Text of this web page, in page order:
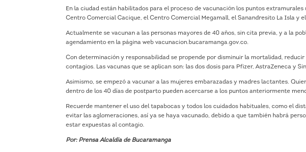
En la ciudad están habilitados para el proceso de vacunación los puntos extramurales
Centro Comercial Cacique, el Centro Comercial Megamall, el Sanandresito La Isla y
Actualmente se vacunan a las personas mayores de 40 años, sin cita previa, y a la
agendamiento en la página web vacunacion.bucaramanga.gov.co.
Con determinación y responsabilidad se propende por disminuir la mortalidad,
contagios. Las vacunas que se aplican son: las dos dosis para Pfizer, AstraZeneca y
Asimismo, se empezó a vacunar a las mujeres embarazadas y madres lactantes.
dentro de los 40 días de postparto pueden acercarse a los puntos anteriormente
Recuerde mantener el uso del tapabocas y todos los cuidados habituales, como el
evitar las aglomeraciones, así ya se haya vacunado, debido a que también habrá
estar expuestas al contagio.
Por: Prensa Alcaldía de Bucaramanga